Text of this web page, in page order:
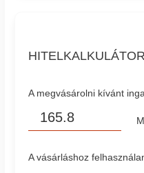
HITELKALKULÁTOR
A megvásárolni kívánt
A vásárláshoz